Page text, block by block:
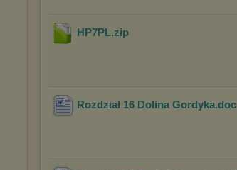
HP7PL.zip
Rozdział 16 Dolina Gordyka.doc